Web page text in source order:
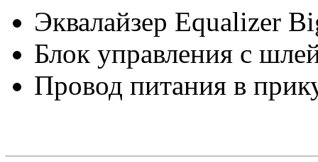
Эквалайзер Equalizer
Блок управления c
Провод питания в